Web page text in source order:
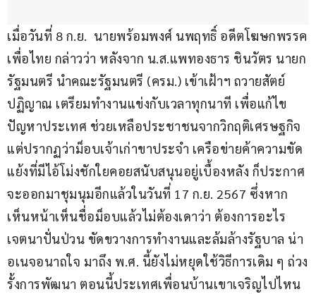
เมื่อวันที่ 8 ก.ย.  นายพร้อมพงศ์ นพฤทธิ์ อดีตโฆษกพรรค
เพื่อไทย กล่าวว่า หลังจาก น.ส.แพทองธาร ชินวัตร นายก
รัฐมนตรี นำคณะรัฐมนตรี (ครม.) เข้าเฝ้าฯ ถวายสัตย์
ปฏิญาณ เตรียมทำงานแข่งกับเวลาทุกนาที เพื่อแก้ไข
ปัญหาประเทศ ช่วยเหลือประชาชนจากวิกฤติเศรษฐกิจ
แต่ปรากฏว่าม็อบเจ้าเก่าขาประจำ เครือข่ายค้าความขัด
แย้งที่มีไอ้โม่งชักใยคอยสนับสนุนอยู่เบื้องหลัง ก็ประกาศ
จะออกมาชุมนุมอีกแล้วในวันที่ 17 ก.ย. 2567 ซึ่งหาก
เห็นหน้าเห็นชื่อม็อบแล้วไม่ต้องเดาว่า ต้องการอะไร
เจตนาปั่นป่วน ขัดขวางการทำงานและล้มล้างรัฐบาล น่า
อเนจอนาถใจ มาถึง พ.ศ. นี้ยังไม่หยุดใช้วิธีการเดิม ๆ ถ่วง
รั้งการพัฒนา ตอนนี้ประเทศเพื่อนบ้านเขาเจริญไปไหน